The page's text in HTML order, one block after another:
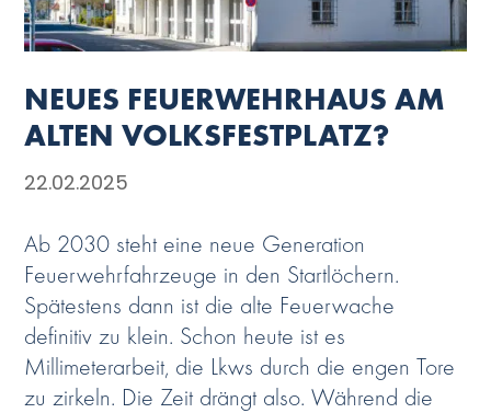
NEUES FEUERWEHRHAUS AM
ALTEN VOLKSFESTPLATZ?
22.02.2025
Ab 2030 steht eine neue Generation
Feuerwehrfahrzeuge in den Startlöchern.
Spätestens dann ist die alte Feuerwache
definitiv zu klein. Schon heute ist es
Millimeterarbeit, die Lkws durch die engen Tore
zu zirkeln. Die Zeit drängt also. Während die